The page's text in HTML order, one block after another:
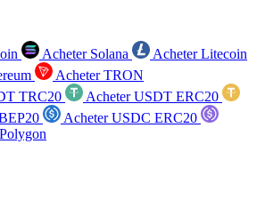
Acheter Solana
Acheter Litecoin
Acheter TRON
TRC20
Acheter USDT ERC20
Acheter USDC ERC20